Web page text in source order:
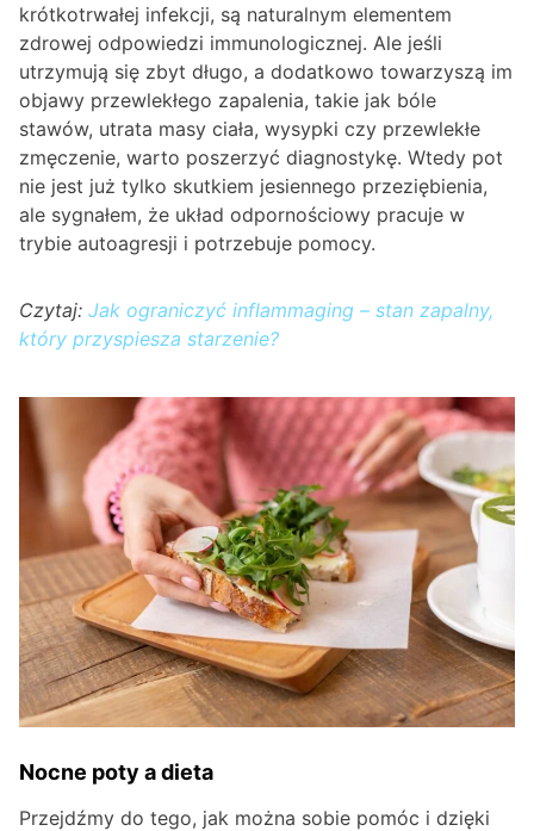
krótkotrwałej infekcji, są naturalnym elementem
zdrowej odpowiedzi immunologicznej. Ale jeśli
utrzymują się zbyt długo, a dodatkowo towarzyszą im
objawy przewlekłego zapalenia, takie jak bóle
stawów, utrata masy ciała, wysypki czy przewlekłe
zmęczenie, warto poszerzyć diagnostykę. Wtedy pot
nie jest już tylko skutkiem jesiennego przeziębienia,
ale sygnałem, że układ odpornościowy pracuje w
trybie autoagresji i potrzebuje pomocy.
Czytaj: Jak ograniczyć inflammaging – stan zapalny,
który przyspiesza starzenie?
Nocne poty a dieta
Przejdźmy do tego, jak można sobie pomóc i dzięki